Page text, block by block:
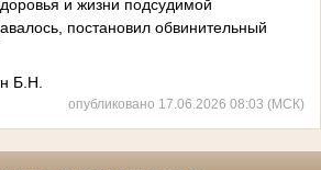
и жизни подсудимой
постановил обвинительный
Б.Н.
опубликовано 17.06.2026 08:03 (МСК)